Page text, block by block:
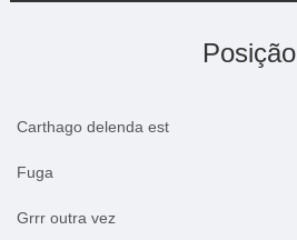
Posição
Carthago delenda est
Fuga
Grrr outra vez